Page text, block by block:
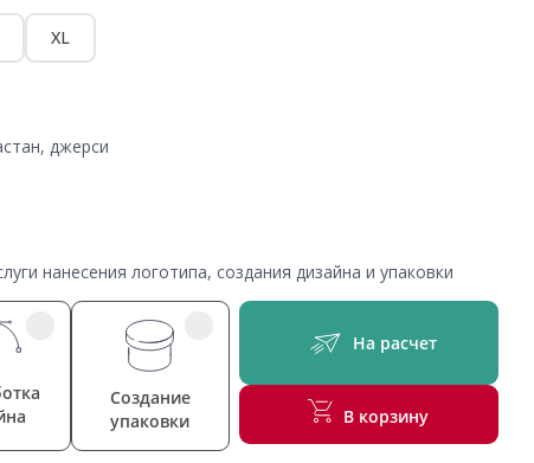
XL
джерси
нанесения логотипа, создания дизайна и упаковки
Создание
упаковки
На расчет
В корзину